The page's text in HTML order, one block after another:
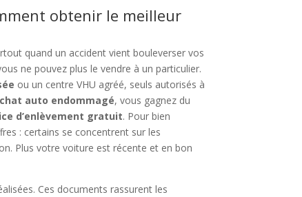
obtenir le meilleur
quand un accident vient bouleverser vos
ne pouvez plus le vendre à un particulier.
ou un centre VHU agréé, seuls autorisés à
auto endommagé, vous gagnez du
d’enlèvement gratuit. Pour bien
: certains se concentrent sur les
Plus votre voiture est récente et en bon
Ces documents rassurent les